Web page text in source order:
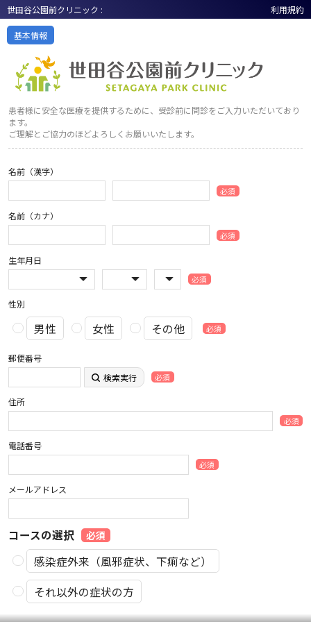
世田谷公園前クリニック : 利用規約
基本情報
患者様に安全な医療を提供するために、受診前に問診をご入力いただいており
ます。
ご理解とご協力のほどよろしくお願いいたします。
名前（漢字）
必須
名前（カナ）
必須
生年月日
必須
性別
男性 女性 その他 必須
郵便番号
検索実行
必須
住所
必須
電話番号
必須
メールアドレス
コースの選択 必須
感染症外来（風邪症状、下痢など）
それ以外の症状の方